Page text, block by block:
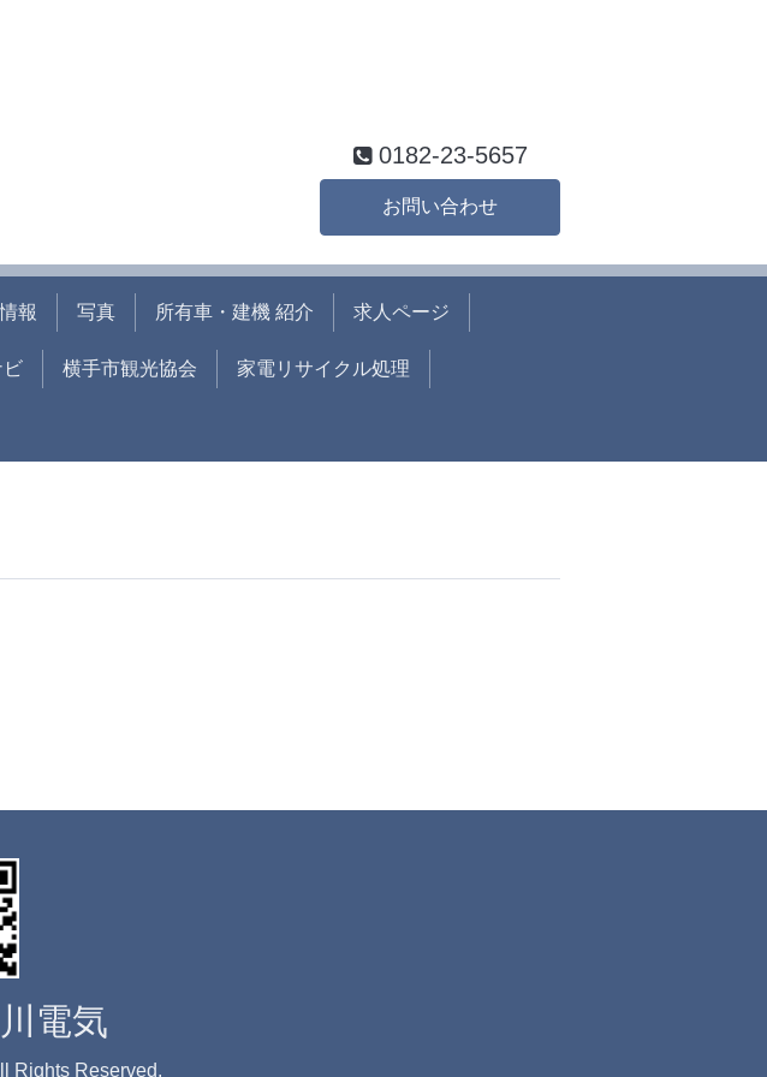
0182-23-5657
お問い合わせ
報 写真 所有車・建機 紹介 求人ページ
ビ 横手市観光協会 家電リサイクル処理
電気
Rights Reserved.